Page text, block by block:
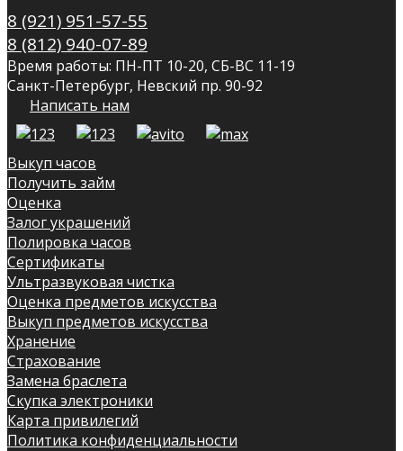
8 (921) 951-57-55
8 (812) 940-07-89
Время работы: ПН-ПТ 10-20, СБ-ВС 11-19
Санкт-Петербург, Невский пр. 90-92
Написать нам
Выкуп часов
Получить займ
Оценка
Залог украшений
Полировка часов
Сертификаты
Ультразвуковая чистка
Оценка предметов искусства
Выкуп предметов искусства
Хранение
Страхование
Замена браслета
Скупка электроники
Карта привилегий
Политика конфиденциальности